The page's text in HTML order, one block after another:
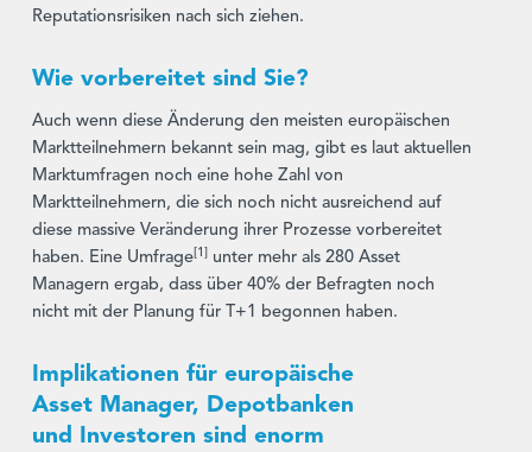
Reputationsrisiken nach sich ziehen.
Wie vorbereitet sind Sie?
Auch wenn diese Änderung den meisten europäischen
Marktteilnehmern bekannt sein mag, gibt es laut aktuellen
Marktumfragen noch eine hohe Zahl von
Marktteilnehmern, die sich noch nicht ausreichend auf
diese massive Veränderung ihrer Prozesse vorbereitet
haben. Eine Umfrage [1]
unter mehr als 280 Asset
Managern ergab, dass über 40% der Befragten noch
nicht mit der Planung für T+1 begonnen haben.
Implikationen für europäische
Asset Manager, Depotbanken
und Investoren sind enorm